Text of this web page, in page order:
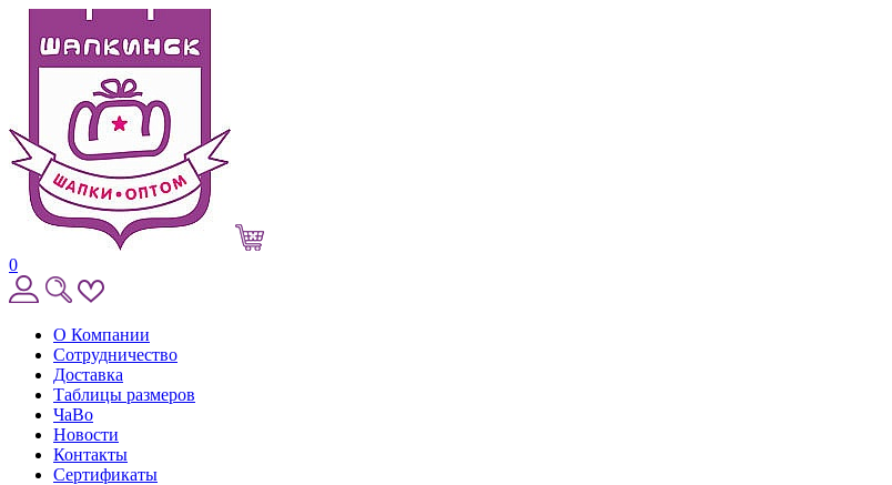
0
О Компании
Сотрудничество
Доставка
Таблицы размеров
ЧаВо
Новости
Контакты
Сертификаты